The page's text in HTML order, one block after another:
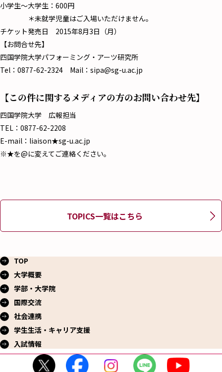
小学生～大学生：600円
＊未就学児童はご入場いただけません。
チケット発売日 2015年8月3日（月）
【お問合せ先】
四国学院大学パフォーミング・アーツ研究所
Tel：0877-62-2324 Mail：sipa@sg-u.ac.jp
【この件に関するメディアの方のお問い合わせ先】
四国学院大学 広報担当
TEL：0877-62-2208
E-mail：liaison★sg-u.ac.jp
※★を@に変えてご連絡ください。
TOPICS一覧はこちら
TOP
大学概要
学部・大学院
国際交流
社会連携
学生生活・ キャリア支援
入試情報